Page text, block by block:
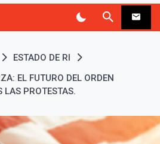
ESTADO DE RI
EL FUTURO DEL ORDEN
LAS PROTESTAS.